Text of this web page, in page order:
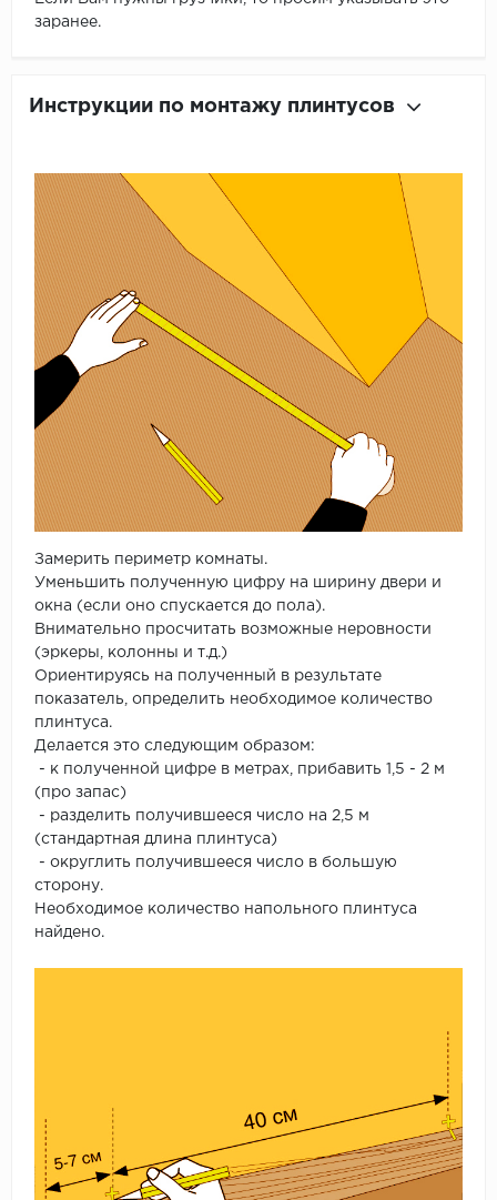
заранее.
Инструкции по монтажу плинтусов
Замерить периметр комнаты.
Уменьшить полученную цифру на ширину двери и
окна (если оно спускается до пола).
Внимательно просчитать возможные неровности
(эркеры, колонны и т.д.)
Ориентируясь на полученный в результате
показатель, определить необходимое количество
плинтуса.
Делается это следующим образом:
- к полученной цифре в метрах, прибавить 1,5 - 2 м
(про запас)
- разделить получившееся число на 2,5 м
(стандартная длина плинтуса)
- округлить получившееся число в большую
сторону.
Необходимое количество напольного плинтуса
найдено.